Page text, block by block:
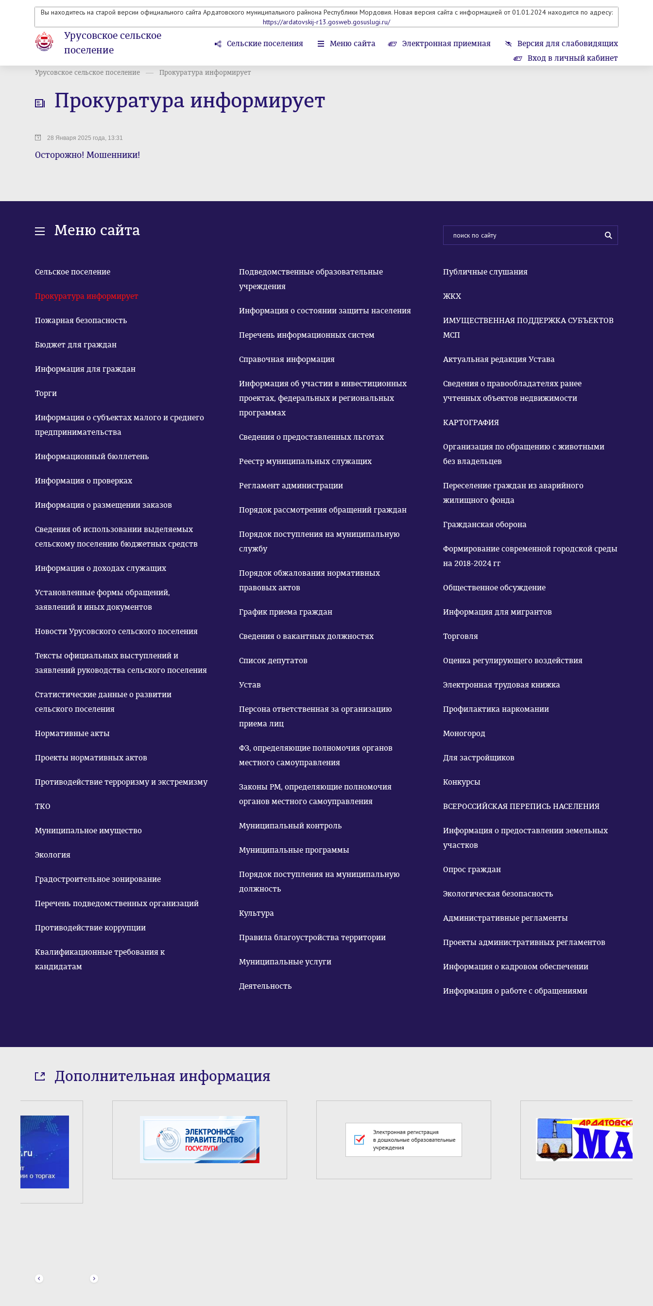
Вы находитесь на старой версии официального сайта Ардатовского муниципального райнона Республики Мордовия. Новая версия сайта с информацией от 01.01.2024 находится по адресу:
https://ardatovskij-r13.gosweb.gosuslugi.ru/
Урусовское сельское
поселение
Сельские поселения Меню сайта Электронная приемная
Версия для слабовидящих
Вход в личный кабинет
Урусовское сельское поселение Прокуратура информирует
Прокуратура информирует
28 Января 2025 года, 13:31
Осторожно! Мошенники!
Меню сайта
Сельское поселение
Прокуратура информирует
Пожарная безопасность
Бюджет для граждан
Информация для граждан
Торги
Информация о субъектах малого и среднего
предпринимательства
Информационный бюллетень
Информация о проверках
Информация о размещении заказов
Сведения об использовании выделяемых
сельскому поселению бюджетных средств
Информация о доходах служащих
Установленные формы обращений,
заявлений и иных документов
Новости Урусовского сельского поселения
Тексты официальных выступлений и
заявлений руководства сельского поселения
Статистические данные о развитии
сельского поселения
Нормативные акты
Проекты нормативных актов
Противодействие терроризму и экстремизму
ТКО
Муниципальное имущество
Экология
Градостроительное зонирование
Перечень подведомственных организаций
Противодействие коррупции
Квалификационные требования к
кандидатам
Подведомственные образовательные
учреждения
Информация о состоянии защиты населения
Перечень информационных систем
Справочная информация
Информация об участии в инвестиционных
проектах, федеральных и региональных
программах
Сведения о предоставленных льготах
Реестр муниципальных служащих
Регламент администрации
Порядок рассмотрения обращений граждан
Порядок поступления на муниципальную
службу
Порядок обжалования нормативных
правовых актов
График приема граждан
Сведения о вакантных должностях
Список депутатов
Устав
Персона ответственная за организацию
приема лиц
ФЗ, определяющие полномочия органов
местного самоуправления
Законы РМ, определяющие полномочия
органов местного самоуправления
Муниципальный контроль
Муниципальные программы
Порядок поступления на муниципальную
должность
Культура
Правила благоустройства территории
Муниципальные услуги
Деятельность
Публичные слушания
ЖКХ
ИМУЩЕСТВЕННАЯ ПОДДЕРЖКА СУБЪЕКТОВ
МСП
Актуальная редакция Устава
Сведения о правообладателях ранее
учтенных объектов недвижимости
КАРТОГРАФИЯ
Организация по обращению с животными
без владельцев
Переселение граждан из аварийного
жилищного фонда
Гражданская оборона
Формирование современной городской среды
на 2018-2024 гг
Общественное обсуждение
Информация для мигрантов
Торговля
Оценка регулирующего воздействия
Электронная трудовая книжка
Профилактика наркомании
Моногород
Для застройщиков
Конкурсы
ВСЕРОССИЙСКАЯ ПЕРЕПИСЬ НАСЕЛЕНИЯ
Информация о предоставлении земельных
участков
Опрос граждан
Экологическая безопасность
Административные регламенты
Проекты административных регламентов
Информация о кадровом обеспечении
Информация о работе с обращениями
Дополнительная информация